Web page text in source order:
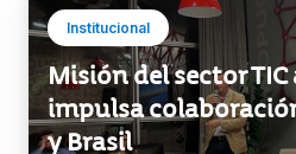
Misión del sector TIC
impulsa
y Brasil